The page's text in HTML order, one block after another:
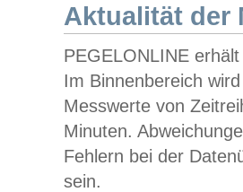
Aktualität der
PEGELONLINE
Im Binnenbereich
Messwerte von
Minuten.
Fehlern bei der
sein.